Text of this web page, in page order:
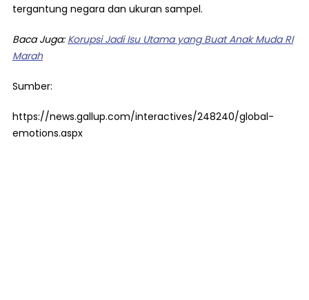
tergantung negara dan ukuran sampel.
Baca Juga: Korupsi Jadi Isu Utama yang Buat Anak Muda RI
Marah
Sumber:
https://news.gallup.com/interactives/248240/global-
emotions.aspx